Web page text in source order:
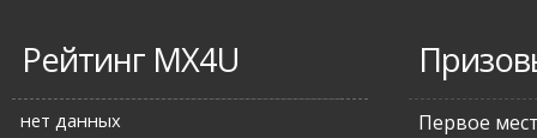
Рейтинг MX4U
нет данных
Первое